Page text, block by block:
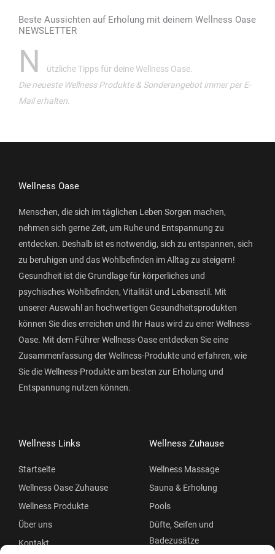
Beste Aussichten auf Erholung mit deinem Wellness Oase
NEWSLETTER
N
ützliche Tipps für deine Wellness Oase.
Die neueste Wellness Produkte & Sonderangebot immer per E-
Mail erhalten.
Wellness Oase
Menschen, die sich im täglichen Leben Sorgen machen,
nehmen sich gerne Zeit, um Ruhe und Entspannung zu
entdecken. Deshalb ist es notwendig, sich zu entspannen, sich
zu beruhigen und das Wohlbefinden im Alltag zu steigern!
Gesundheit ist die Grundlage für körperliches und
psychisches Wohlbefinden, Vitalität und Lebensstil. Mit
unserer Auswahl an hochwertigen Gesundheitsprodukten
können Sie dies erreichen und Ihr Haus wird zu einer Wellness-
Oase. Mit dem Führer Wellness-Oase entdecken Sie eine
Zusammenfassung der Wellness-Produkte und erfahren, wie
Sie die Wellness-Produkte am besten zur Erholung und
Entspannung nutzen können.
Wellness Links
Startseite
Wellness Oase Zuhause
Wellness Produkte
Über uns
Kontakt
Wellness Zuhause
Wellness Massage
Sauna & Erholung
Pools
Düfte, Seifen und
Badezusätze